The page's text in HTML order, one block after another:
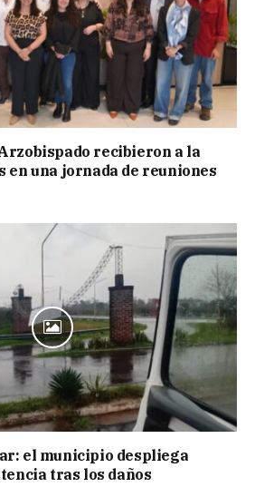
recibieron a la
en una jornada de reuniones
el municipio despliega
tras los daños